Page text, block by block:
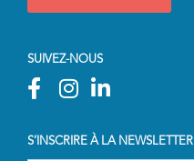
SUIVEZ-NOUS
S’INSCRIRE À LA NEWSLETTER